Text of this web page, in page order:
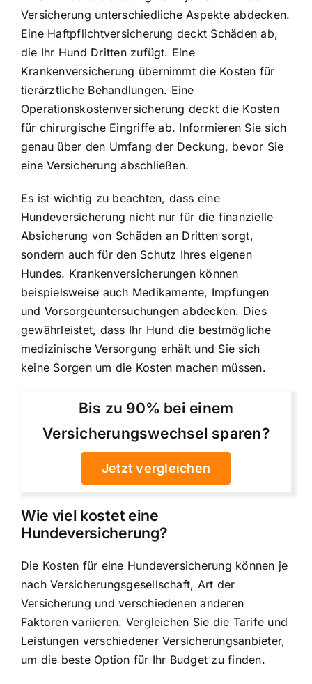
Versicherung unterschiedliche Aspekte abdecken.
Eine Haftpflichtversicherung deckt Schäden ab,
die Ihr Hund Dritten zufügt. Eine
Krankenversicherung übernimmt die Kosten für
tierärztliche Behandlungen. Eine
Operationskostenversicherung deckt die Kosten
für chirurgische Eingriffe ab. Informieren Sie sich
genau über den Umfang der Deckung, bevor Sie
eine Versicherung abschließen.
Es ist wichtig zu beachten, dass eine
Hundeversicherung nicht nur für die finanzielle
Absicherung von Schäden an Dritten sorgt,
sondern auch für den Schutz Ihres eigenen
Hundes. Krankenversicherungen können
beispielsweise auch Medikamente, Impfungen
und Vorsorgeuntersuchungen abdecken. Dies
gewährleistet, dass Ihr Hund die bestmögliche
medizinische Versorgung erhält und Sie sich
keine Sorgen um die Kosten machen müssen.
Bis zu 90% bei einem
Versicherungswechsel sparen?
Jetzt vergleichen
Wie viel kostet eine
Hundeversicherung?
Die Kosten für eine Hundeversicherung können je
nach Versicherungsgesellschaft, Art der
Versicherung und verschiedenen anderen
Faktoren variieren. Vergleichen Sie die Tarife und
Leistungen verschiedener Versicherungsanbieter,
um die beste Option für Ihr Budget zu finden.